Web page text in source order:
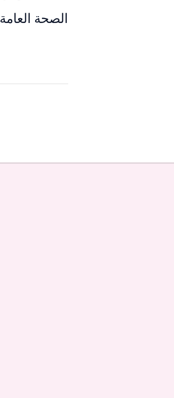
الصحة العامة